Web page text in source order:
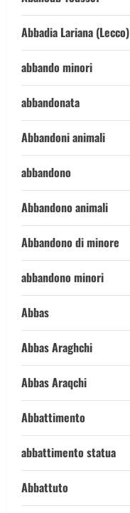
Abbadia Lariana (Lecco)
abbando minori
abbandonata
Abbandoni animali
abbandono
Abbandono animali
Abbandono di minore
abbandono minori
Abbas
Abbas Araghchi
Abbas Araqchi
Abbattimento
abbattimento statua
Abbattuto